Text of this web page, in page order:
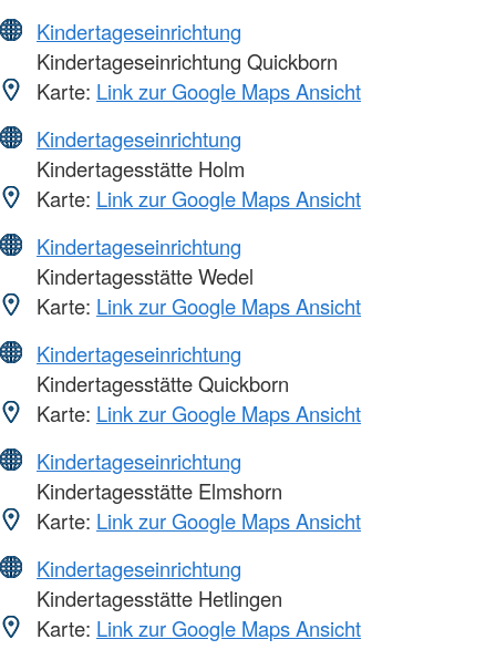
Kindertageseinrichtung
Kindertageseinrichtung Quickborn
Karte: Link zur Google Maps Ansicht
Kindertageseinrichtung
Kindertagesstätte Holm
Karte: Link zur Google Maps Ansicht
Kindertageseinrichtung
Kindertagesstätte Wedel
Karte: Link zur Google Maps Ansicht
Kindertageseinrichtung
Kindertagesstätte Quickborn
Karte: Link zur Google Maps Ansicht
Kindertageseinrichtung
Kindertagesstätte Elmshorn
Karte: Link zur Google Maps Ansicht
Kindertageseinrichtung
Kindertagesstätte Hetlingen
Karte: Link zur Google Maps Ansicht